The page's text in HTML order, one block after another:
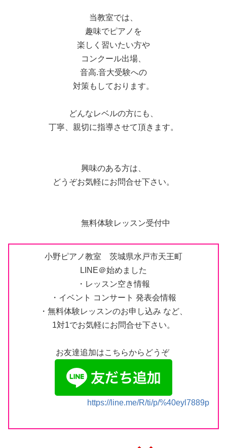
当教室では、
趣味でピアノを
楽しく習いたい方や
コンクール出場、
音高.音大受験への
対策もしております。
どんなレベルの方にも、
丁寧、親切に指導させて頂きます。
興味のある方は、
どうぞお気軽にお問合せ下さい。
無料体験レッスン受付中
小野ピアノ教室 茨城県水戸市天王町
LINE＠始めました
・レッスン空き情報
・イベント コンサート 発表会情報
・無料体験レッスンのお申し込み など、
1対1でお気軽にお問合せ下さい。
お友達追加はこちらからどうぞ
https://line.me/R/ti/p/%40eyl7889p